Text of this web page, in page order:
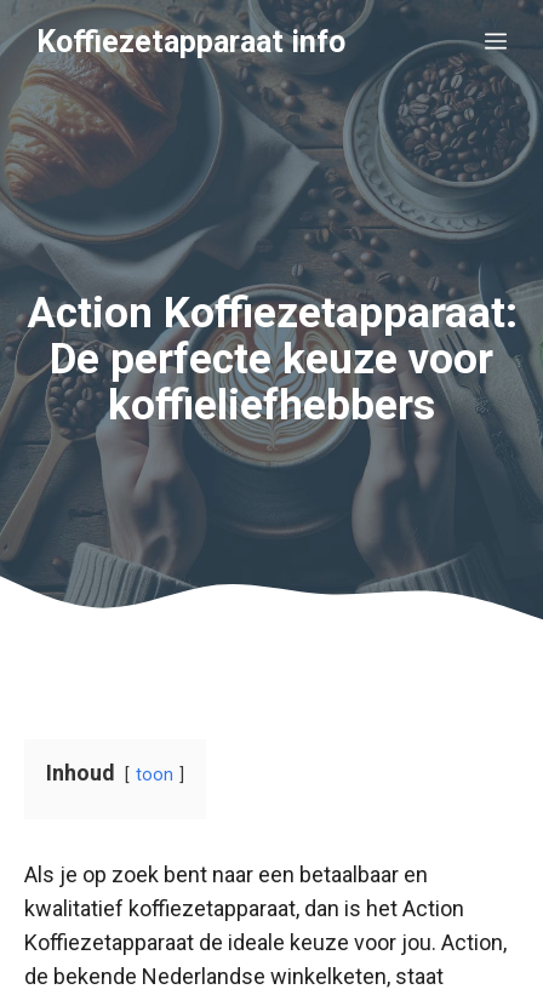
naar
de
inhoud
Koffiezetapparaat info
Action Koffiezetapparaat:
De perfecte keuze voor
koffieliefhebbers
Inhoud toon
Als je op zoek bent naar een betaalbaar en
kwalitatief koffiezetapparaat, dan is het Action
Koffiezetapparaat de ideale keuze voor jou. Action,
de bekende Nederlandse winkelketen, staat